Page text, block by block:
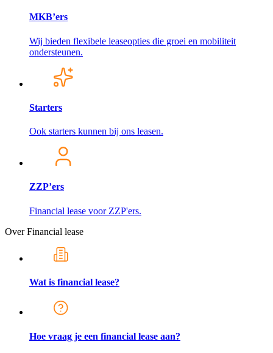
MKB’ers
Wij bieden flexibele leaseopties die groei en mobiliteit
ondersteunen.
Starters
Ook starters kunnen bij ons leasen.
ZZP’ers
Financial lease voor ZZP'ers.
Over Financial lease
Wat is financial lease?
Hoe vraag je een financial lease aan?